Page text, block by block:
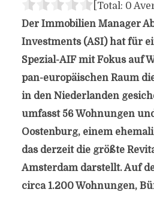
[Total: 0
Der Immobilien Manager
Investments (ASI) hat für
Spezial-AIF mit Fokus auf
pan-europäischen Raum
in den Niederlanden
umfasst 56 Wohnungen
Oostenburg, einem
das derzeit die größte
Amsterdam darstellt. Auf
circa 1.200 Wohnungen,